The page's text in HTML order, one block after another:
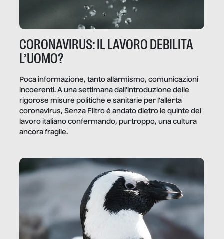
CORONAVIRUS: IL LAVORO DEBILITA
L’UOMO?
Poca informazione, tanto allarmismo, comunicazioni
incoerenti. A una settimana dall’introduzione delle
rigorose misure politiche e sanitarie per l’allerta
coronavirus, Senza Filtro è andato dietro le quinte del
lavoro italiano confermando, purtroppo, una cultura
ancora fragile.